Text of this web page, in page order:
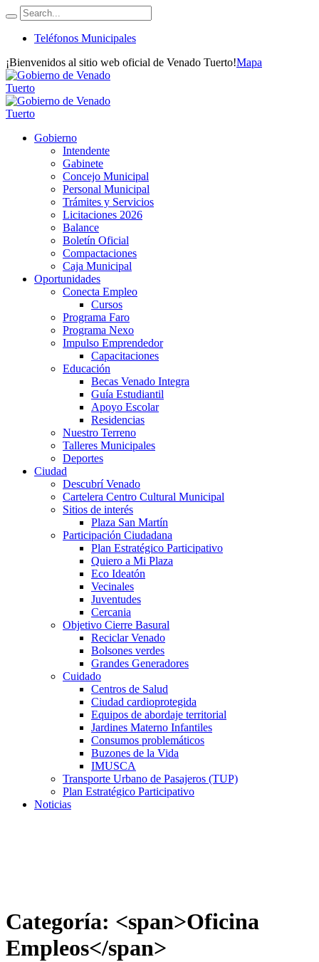
Teléfonos Municipales
¡Bienvenidos al sitio web oficial de Venado Tuerto!Mapa
Gobierno
Intendente
Gabinete
Concejo Municipal
Personal Municipal
Trámites y Servicios
Licitaciones 2026
Balance
Boletín Oficial
Compactaciones
Caja Municipal
Oportunidades
Conecta Empleo
Cursos
Programa Faro
Programa Nexo
Impulso Emprendedor
Capacitaciones
Educación
Becas Venado Integra
Guía Estudiantil
Apoyo Escolar
Residencias
Nuestro Terreno
Talleres Municipales
Deportes
Ciudad
Descubrí Venado
Cartelera Centro Cultural Municipal
Sitios de interés
Plaza San Martín
Participación Ciudadana
Plan Estratégico Participativo
Quiero a Mi Plaza
Eco Ideatón
Vecinales
Juventudes
Cercania
Objetivo Cierre Basural
Reciclar Venado
Bolsones verdes
Grandes Generadores
Cuidado
Centros de Salud
Ciudad cardioprotegida
Equipos de abordaje territorial
Jardines Materno Infantiles
Consumos problemáticos
Buzones de la Vida
IMUSCA
Transporte Urbano de Pasajeros (TUP)
Plan Estratégico Participativo
Noticias
Categoría: <span>Oficina
Empleos</span>